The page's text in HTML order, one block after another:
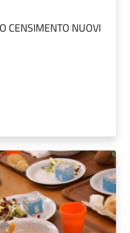
CENSIMENTO NUOVI